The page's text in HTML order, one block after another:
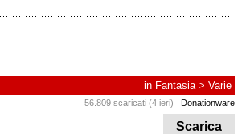
in Fantasia> Varie
56.809 scaricati (4 ieri) Donationware
Scarica